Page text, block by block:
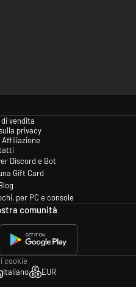
vendita
privacy
Affiliazione
Discord e Bot
Gift Card
per PC e console
comunità
cookie
Italiano EUR